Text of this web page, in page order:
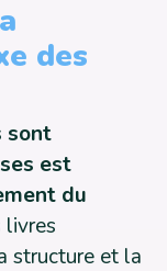
des
sont
est
du
livres
structure et la